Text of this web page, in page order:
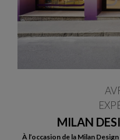
MILAN
À l’occasion de la Milan